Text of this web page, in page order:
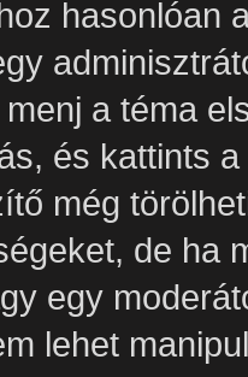
hasonlóan
a téma
és kattints a
még
de ha
egy
lehet